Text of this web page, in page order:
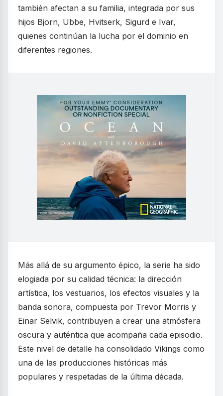
también afectan a su familia, integrada por sus
hijos Bjorn, Ubbe, Hvitserk, Sigurd e Ivar,
quienes continúan la lucha por el dominio en
diferentes regiones.
Más allá de su argumento épico, la serie ha sido
elogiada por su calidad técnica: la dirección
artística, los vestuarios, los efectos visuales y la
banda sonora, compuesta por Trevor Morris y
Einar Selvik, contribuyen a crear una atmósfera
oscura y auténtica que acompaña cada episodio.
Este nivel de detalle ha consolidado Vikings como
una de las producciones históricas más
populares y respetadas de la última década.